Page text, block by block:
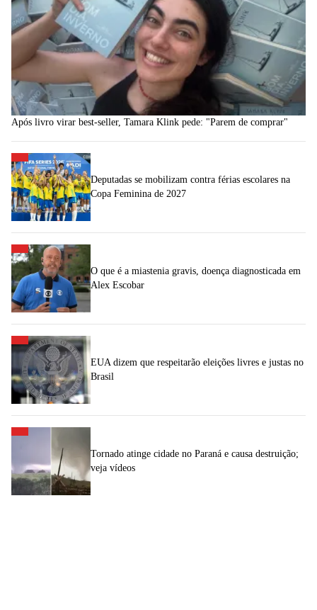
Após livro virar best-seller, Tamara Klink pede: "Parem de comprar"
Deputadas se mobilizam contra férias escolares na
Copa Feminina de 2027
O que é a miastenia gravis, doença diagnosticada em
Alex Escobar
EUA dizem que respeitarão eleições livres e justas no
Brasil
Tornado atinge cidade no Paraná e causa destruição;
veja vídeos